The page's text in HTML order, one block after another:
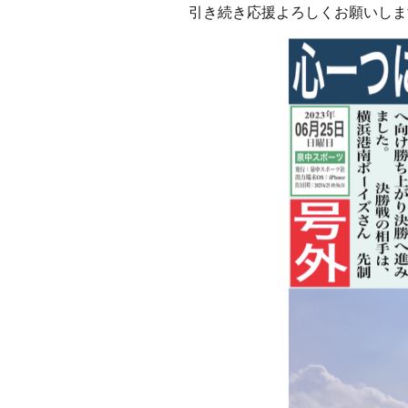
引き続き応援よろしくお願いし